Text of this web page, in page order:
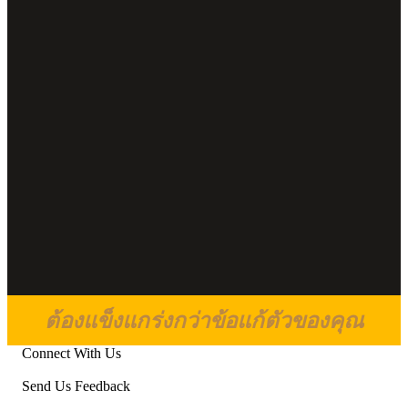
ต้องแข็งแกร่งกว่าข้อแก้ตัวของคุณ
Connect With Us
Send Us Feedback